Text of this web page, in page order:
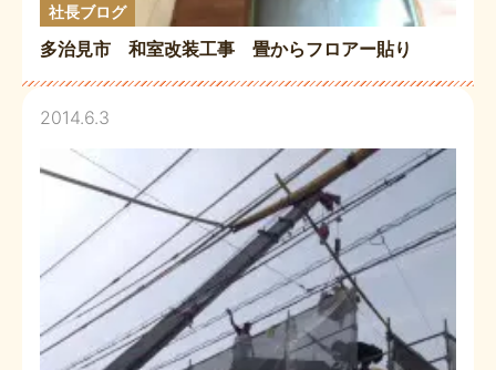
社長ブログ
多治見市 和室改装工事 畳からフロアー貼り
2014.6.3